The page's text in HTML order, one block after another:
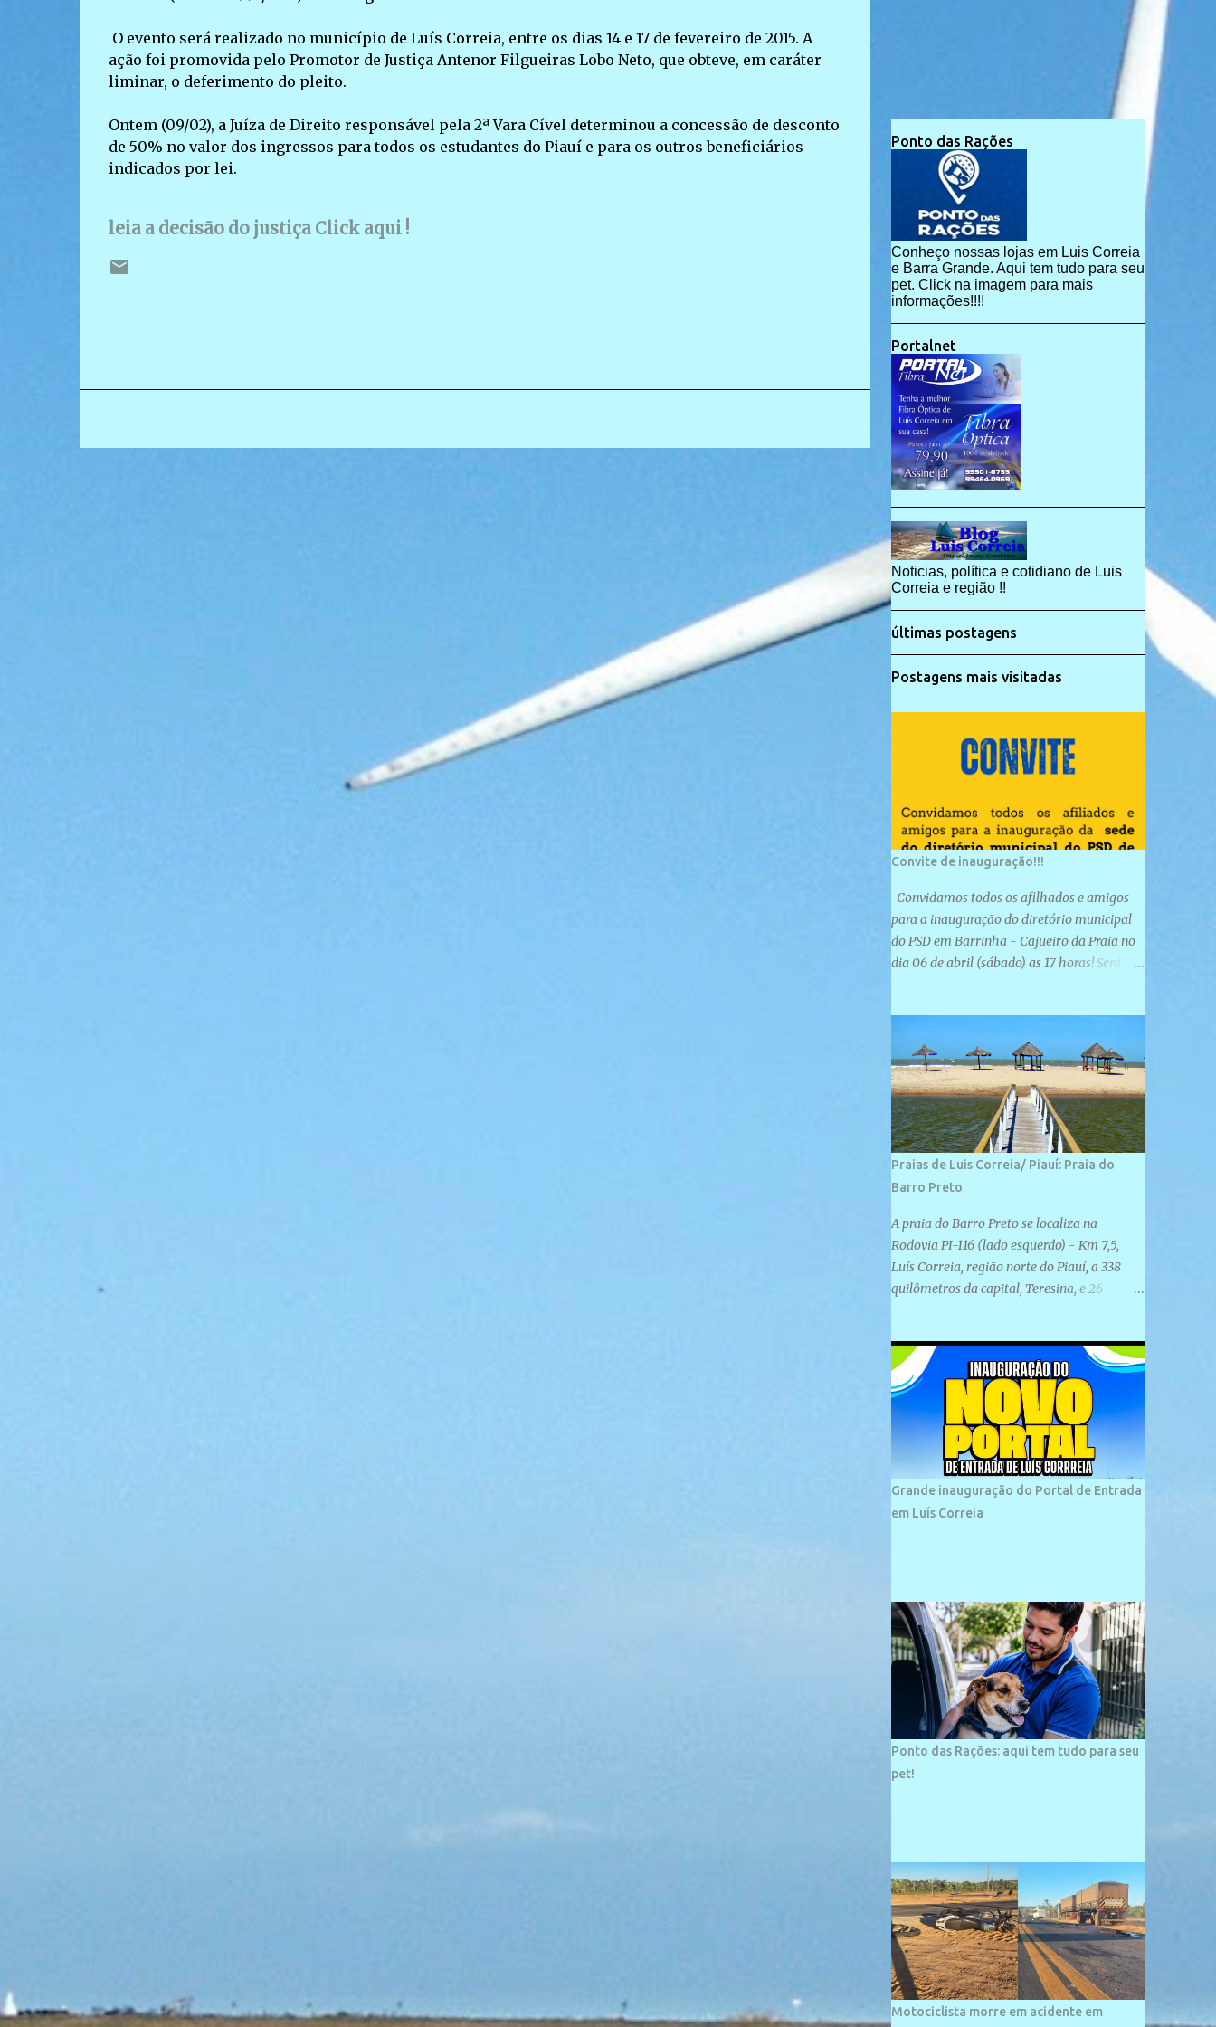
O evento será realizado no município de Luís Correia, entre os dias 14 e 17 de fevereiro de 2015. A
ação foi promovida pelo Promotor de Justiça Antenor Filgueiras Lobo Neto, que obteve, em caráter
liminar, o deferimento do pleito.
Ontem (09/02), a Juíza de Direito responsável pela 2ª Vara Cível determinou a concessão de desconto
de 50% no valor dos ingressos para todos os estudantes do Piauí e para os outros beneficiários
indicados por lei.
leia a decisão do justiça Click aqui !
Ponto das Rações
Conheço nossas lojas em Luis Correia
e Barra Grande. Aqui tem tudo para seu
pet. Click na imagem para mais
informações!!!!
Portalnet
Noticias, política e cotidiano de Luis
Correia e região !!
últimas postagens
Postagens mais visitadas
Convite de inauguração!!!
Convidamos todos os afilhados e amigos
para a inauguração do diretório municipal
do PSD em Barrinha - Cajueiro da Praia no
dia 06 de abril (sábado) as 17 horas! Será
localizada na Rua São José, 98 Barrinha -
Cajueiro da Praia.
Praias de Luis Correia/ Piauí: Praia do
Barro Preto
A praia do Barro Preto se localiza na
Rodovia PI-116 (lado esquerdo) - Km 7,5,
Luís Correia, região norte do Piauí, a 338
quilômetros da capital, Teresina, e 26
plana e retilínea na maior parte de sua
extensão, chegando a mais ou menos a 1,5
km de paisagens exuberantes. Possui ondas
suaves devido ao extensivo molhe de pedras
que não chegam a 2 metros de altura, não
apresentando dunas em seu espaço
geográfico. Não se sabe ao certo porque a
praia leva esse nome, e muitas das suas
vizinhos. O bairro onde se localiza a praia é
palco de amplos investimentos e projetos
grandiosos como hotéis, pousadas e
residências de veraneio de grande porte. O
maior empreendimento fixado nessa área é
o SESC Praia, inaugurado em 12 de julho de
1996. Com arquitetura moderna,...
Grande inauguração do Portal de Entrada
em Luís Correia
Ponto das Rações: aqui tem tudo para seu
pet!
Motociclista morre em acidente em